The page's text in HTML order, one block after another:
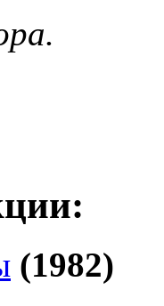
(1982)